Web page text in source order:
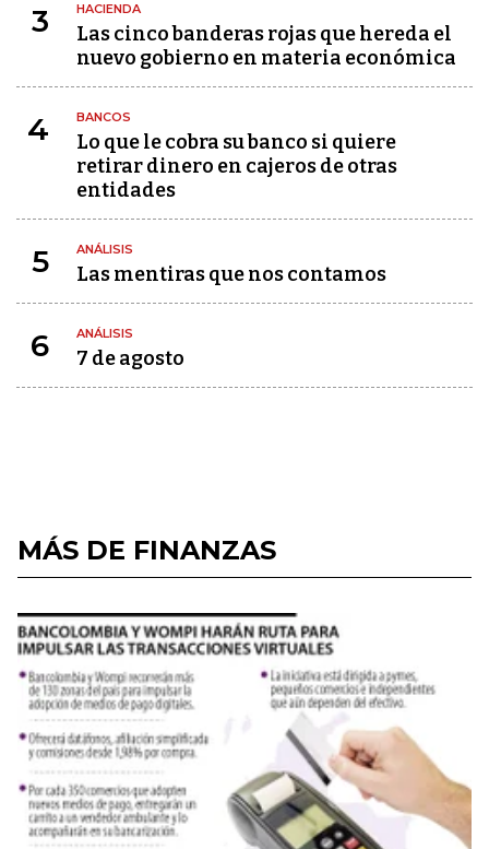
3 HACIENDA
Las cinco banderas rojas que hereda el
nuevo gobierno en materia económica
4 BANCOS
Lo que le cobra su banco si quiere
retirar dinero en cajeros de otras
entidades
5 ANÁLISIS
Las mentiras que nos contamos
6 ANÁLISIS
7 de agosto
MÁS DE FINANZAS